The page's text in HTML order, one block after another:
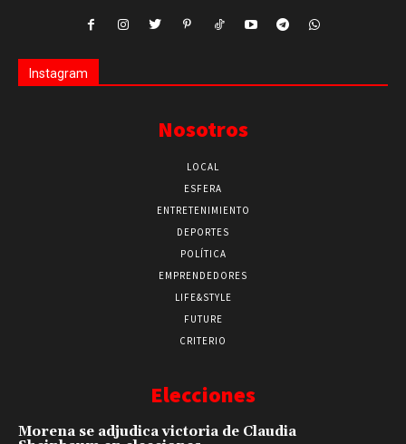
Instagram
Nosotros
LOCAL
ESFERA
ENTRETENIMIENTO
DEPORTES
POLÍTICA
EMPRENDEDORES
LIFE&STYLE
FUTURE
CRITERIO
Elecciones
Morena se adjudica victoria de Claudia